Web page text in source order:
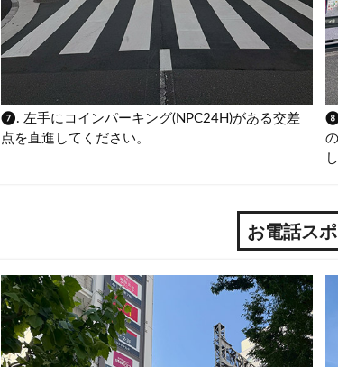
❼. 左手にコインパーキング(NPC24H)がある交差
点を直進してください。
お電話ス